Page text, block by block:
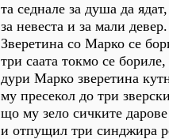
та седнале за душа да ядат,
за невеста и за мали девер.
Зверетина со Марко се
три саата токмо се бориле,
дури Марко зверетина
му пресекол до три
що му зело сичките дарове
и отпущил три синджира